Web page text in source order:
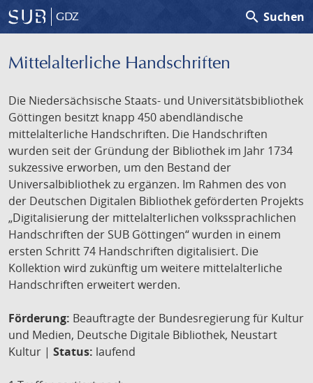
GDZ search Suchen
Mittelalterliche Handschriften
Die Niedersächsische Staats- und Universitätsbibliothek
Göttingen besitzt knapp 450 abendländische
mittelalterliche Handschriften. Die Handschriften
wurden seit der Gründung der Bibliothek im Jahr 1734
sukzessive erworben, um den Bestand der
Universalbibliothek zu ergänzen. Im Rahmen des von
der Deutschen Digitalen Bibliothek geförderten Projekts
„Digitalisierung der mittelalterlichen volkssprachlichen
Handschriften der SUB Göttingen“ wurden in einem
ersten Schritt 74 Handschriften digitalisiert. Die
Kollektion wird zukünftig um weitere mittelalterliche
Handschriften erweitert werden.
Förderung: Beauftragte der Bundesregierung für Kultur
und Medien, Deutsche Digitale Bibliothek, Neustart
Kultur | Status: laufend